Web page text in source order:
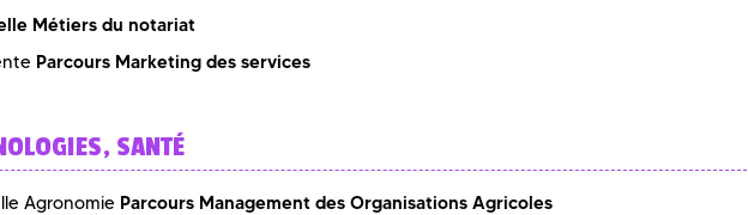
Métiers du notariat
Parcours Marketing des services
SANTÉ
Agronomie Parcours Management des Organisations Agricoles